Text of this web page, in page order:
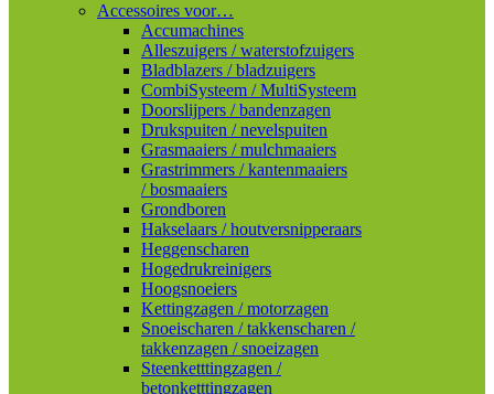
Accessoires voor…
Accumachines
Alleszuigers / waterstofzuigers
Bladblazers / bladzuigers
CombiSysteem / MultiSysteem
Doorslijpers / bandenzagen
Drukspuiten / nevelspuiten
Grasmaaiers / mulchmaaiers
Grastrimmers / kantenmaaiers
/ bosmaaiers
Grondboren
Hakselaars / houtversnipperaars
Heggenscharen
Hogedrukreinigers
Hoogsnoeiers
Kettingzagen / motorzagen
Snoeischaren / takkenscharen /
takkenzagen / snoeizagen
Steenketttingzagen /
betonketttingzagen